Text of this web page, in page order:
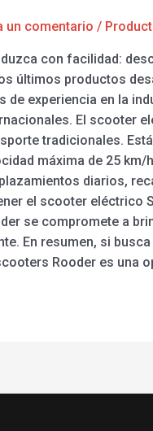
un comentario /
con facilidad:
últimos productos
de experiencia en la
El scooter
tradicionales.
máxima de 25
diarios,
el scooter eléctrico
se compromete a
En resumen, si
Rooder es una